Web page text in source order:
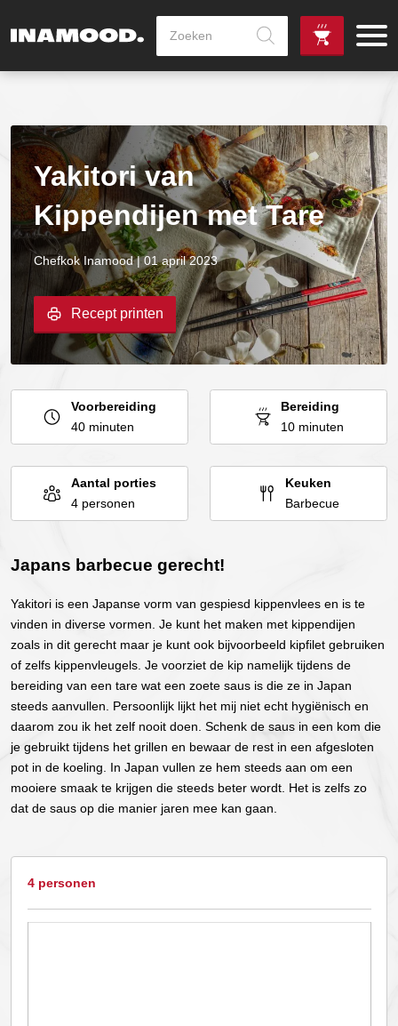
leverdag
mogelijk
vanaf €100,-
Yakitori van
Kippendijen met Tare
Chefkok Inamood | 01 april 2023
Recept printen
Voorbereiding
40 minuten
Bereiding
10 minuten
Aantal porties
4 personen
Keuken
Barbecue
Japans barbecue gerecht!
Yakitori is een Japanse vorm van gespiesd kippenvlees en is te
vinden in diverse vormen. Je kunt het maken met kippendijen
zoals in dit gerecht maar je kunt ook bijvoorbeeld kipfilet gebruiken
of zelfs kippenvleugels. Je voorziet de kip namelijk tijdens de
bereiding van een tare wat een zoete saus is die ze in Japan
steeds aanvullen. Persoonlijk lijkt het mij niet echt hygiënisch en
daarom zou ik het zelf nooit doen. Schenk de saus in een kom die
je gebruikt tijdens het grillen en bewaar de rest in een afgesloten
pot in de koeling. In Japan vullen ze hem steeds aan om een
mooiere smaak te krijgen die steeds beter wordt. Het is zelfs zo
dat de saus op die manier jaren mee kan gaan.
4 personen